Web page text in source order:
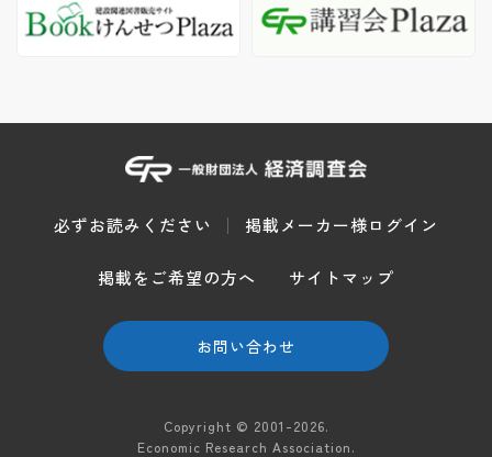
必ずお読みください 掲載メーカー様ログイン
掲載をご希望の方へ サイトマップ
お問い合わせ
Copyright © 2001-2026.
Economic Research Association.